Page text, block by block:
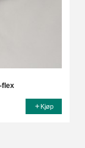
flex
Kjøp